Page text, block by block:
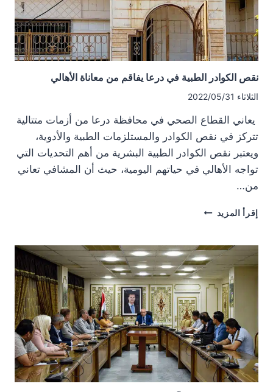
نقص الكوادر الطبية في درعا يفاقم من معاناة الأهالي
الثلاثاء 2022/05/31
يعاني القطاع الصحي في محافظة درعا من أزمات متتالية
تتركز في نقص الكوادر والمستلزمات الطبية والأدوية،
ويعتبر نقص الكوادر الطبية البشرية من أهم التحديات التي
تواجه الأهالي في حياتهم اليومية، حيث أن المشافي تعاني
من…
إقرأ المزيد نقص
في
درعا
يفاقم
من
معاناة
الأهالي